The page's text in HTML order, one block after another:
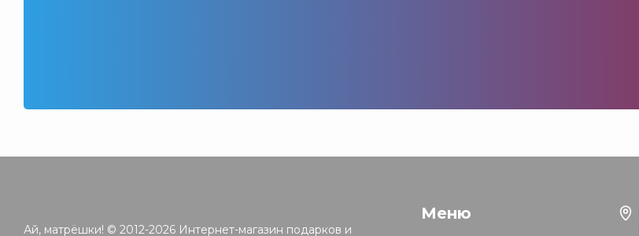
Ай, матрёшки! © 2012-2026 Интернет-магазин подарков и
Меню